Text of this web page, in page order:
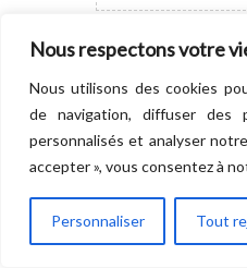
Nous respectons votre
Nous utilisons des cookies
de navigation, diffuser des
personnalisés et analyser
accepter », vous consentez à
Personnaliser Tout